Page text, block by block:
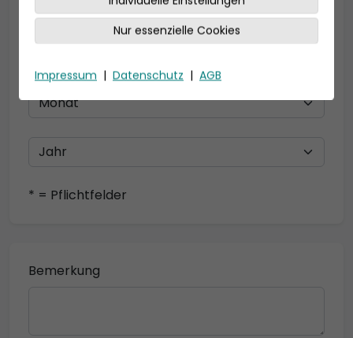
Geburtsdatum
* = Pflichtfelder
Bemerkung
Nur essenzielle Cookies
Impressum | Datenschutz | AGB